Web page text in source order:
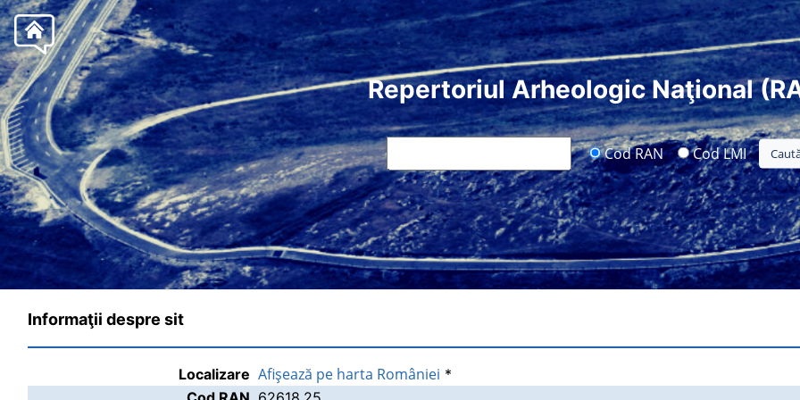
Repertoriul Arheologic Naţional
Cod RAN Cod LMI
Informaţii despre sit
Localizare Afişează pe harta României *